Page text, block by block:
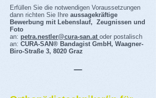
Erfüllen Sie die notwendigen Voraussetzungen
dann richten Sie Ihre aussagekräftige
Bewerbung mit Lebenslauf, Zeugnissen und
Foto
an: petra.nestler@cura-san.at oder postalisch
an: CURA-SAN® Bandagist GmbH, Waagner-
Biro-Straße 3, 8020 Graz